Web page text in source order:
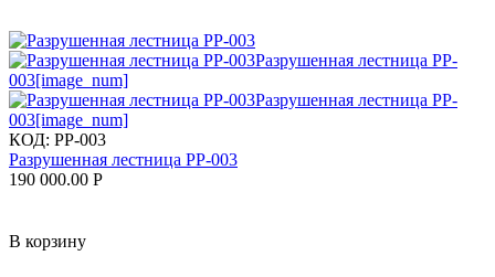
КОД: PP-003
Разрушенная лестница PP-003
190 000.00 Р
В корзину